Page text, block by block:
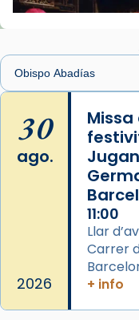
📸 J. Merino
de
2 weeks ago
Aquest dilluns,
missa d’acció
comitè
del Sant Pare
L’arquebisbe
Josep Omella,
concelebrat el
30
ago.
2026
11:00
Llar
Carrer
+ info